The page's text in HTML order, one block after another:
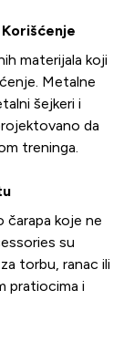
materijala koji
Metalne
šejkeri i
da
treninga.
čarapa koje ne
su
torbu, ranac ili
pratiocima i